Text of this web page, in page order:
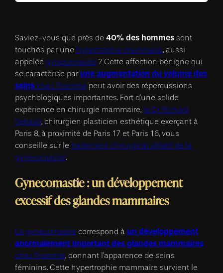
Saviez-vous que près de 40% des hommessont
touchés par une hypertrophie mammaire, aussi
appelée gynecomastie ? Cette affection bénigne qui
se caractérise par une augmentation du volume des
seinschez l'homme peut avoir des répercussions
psychologiques importantes. Fort d'une solide
expérience en chirurgie mammaire, le Dr Richard
Sebaali, chirurgien plasticien esthétique exerçant à
Paris 8, à proximité de Paris 17 et Paris 16, vous
conseille sur le traitement chirurgical ablatif de la
gynecomastie.
Gynecomastie : un développement
excessif des glandes mammaires
La gynecomastie correspond à un développement
anormalement important des glandes mammaires
chez l'homme, donnant l'apparence de seins
féminins. Cette hypertrophie mammaire survient le